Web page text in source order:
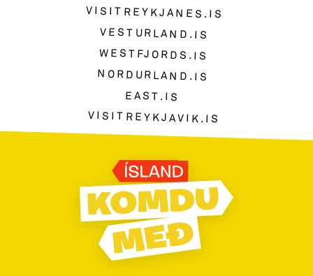
VISITREYKJANES.IS
VESTURLAND.IS
WESTFJORDS.IS
NORDURLAND.IS
EAST.IS
VISITREYKJAVIK.IS